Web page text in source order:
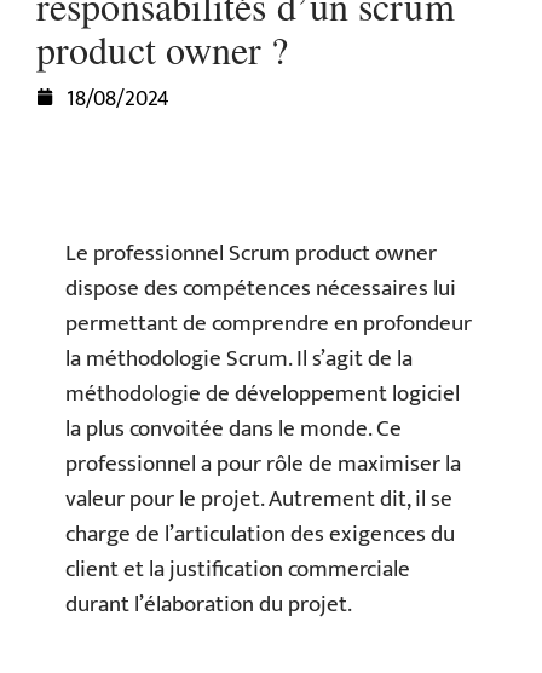
product owner ?
18/08/2024
Le professionnel Scrum product owner
dispose des compétences nécessaires lui
permettant de comprendre en profondeur
la méthodologie Scrum. Il s’agit de la
méthodologie de développement logiciel
la plus convoitée dans le monde. Ce
professionnel a pour rôle de maximiser la
valeur pour le projet. Autrement dit, il se
charge de l’articulation des exigences du
client et la justification commerciale
durant l’élaboration du projet.